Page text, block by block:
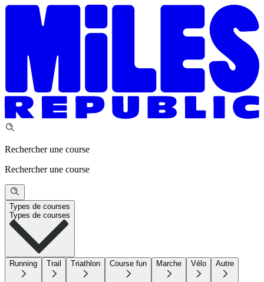
Rechercher une course
Rechercher une course
Types de courses
Types de courses
Running Trail Triathlon Course fun Marche Vélo Autre